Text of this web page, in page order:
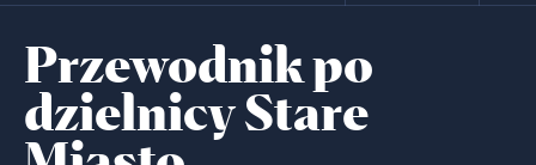
Przewodnik po
dzielnicy Stare